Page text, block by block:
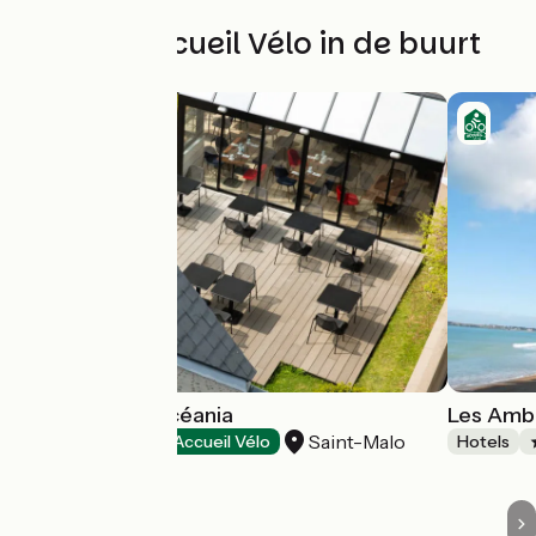
Andere Accueil Vélo in de buurt
Hôtel Escale Océania
Accueil Vélo Saint-Malo
Les
Hotels